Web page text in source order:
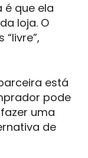
é que ela
loja. O
está
pode
uma
de